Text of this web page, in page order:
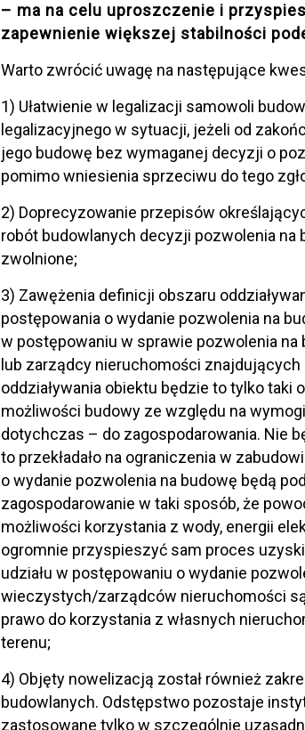
– ma na celu uproszczenie i
zapewnienie większej stabilności
Warto zwrócić uwagę na następujące
1) Ułatwienie w legalizacji samowoli
legalizacyjnego w sytuacji, jeżeli od
jego budowę bez wymaganej decyzji o
pomimo wniesienia sprzeciwu do tego
2) Doprecyzowanie przepisów
robót budowlanych decyzji pozwolenia na
zwolnione;
3) Zawężenia definicji obszaru
postępowania o wydanie pozwolenia na
w postępowaniu w sprawie pozwolenia
lub zarządcy nieruchomości
oddziaływania obiektu będzie to tylko
możliwości budowy ze względu na
dotychczas – do zagospodarowania. Nie
to przekładało na ograniczenia w
o wydanie pozwolenia na budowę będą
zagospodarowanie w taki sposób, że
możliwości korzystania z wody, energii
ogromnie przyspieszyć sam proces
udziału w postępowaniu o wydanie
wieczystych/zarządców nieruchomości
prawo do korzystania z własnych
terenu;
4) Objęty nowelizacją został również
budowlanych. Odstępstwo pozostaje
zastosowane tylko w szczególnie